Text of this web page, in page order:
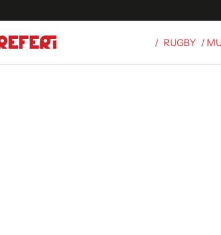
/ RUGBY /